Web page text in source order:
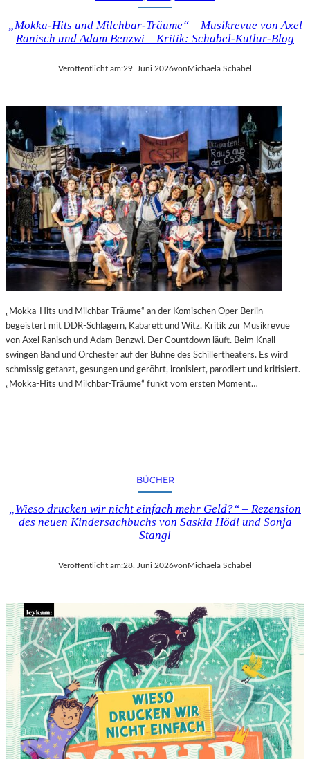
„Mokka-Hits und Milchbar-Träume“ – Musikrevue von Axel
Ranisch und Adam Benzwi – Kritik: Schabel-Kutlur-Blog
Veröffentlicht am:29. Juni 2026vonMichaela Schabel
„Mokka-Hits und Milchbar-Träume“ an der Komischen Oper Berlin
begeistert mit DDR-Schlagern, Kabarett und Witz. Kritik zur Musikrevue
von Axel Ranisch und Adam Benzwi. Der Countdown läuft. Beim Knall
swingen Band und Orchester auf der Bühne des Schillertheaters. Es wird
schmissig getanzt, gesungen und geröhrt, ironisiert, parodiert und kritisiert.
„Mokka-Hits und Milchbar-Träume“ funkt vom ersten Moment…
BÜCHER
„Wieso drucken wir nicht einfach mehr Geld?“ – Rezension
des neuen Kindersachbuchs von Saskia Hödl und Sonja
Stangl
Veröffentlicht am:28. Juni 2026von Michaela Schabel